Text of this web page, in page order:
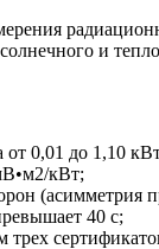
и
от 0,01 до 1,10
кВт;
(асимметрия
40 с;
трех